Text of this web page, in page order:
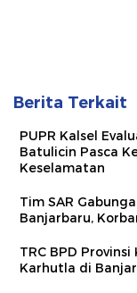
Berita Terkait
PUPR Kalsel
Batulicin Pasca
Keselamatan
Tim SAR
Banjarbaru,
TRC BPD
Karhutla di